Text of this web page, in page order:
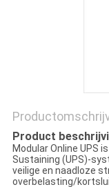
Product
Modular Online UPS
Sustaining (UPS)-
veilige en naadloze
overbelasting/